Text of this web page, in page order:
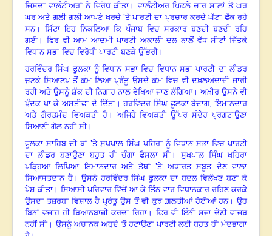
ਜਿਸਦਾ ਵਾਲੰਟੀਅਰਾਂ ਨੇ ਵਿਰੋਧ ਕੀਤਾ। ਵਾਲੰਟੀਅਰ ਪਿਛਲੇ ਚਾਰ ਸਾਲਾਂ ਤੋਂ ਘਰ
ਘਰ ਅਤੇ ਗਲੀ ਗਲੀ ਆਪਣੇ ਖਰਚੇ ’ਤੇ ਪਾਰਟੀ ਦਾ ਪ੍ਰਚਾਰ ਕਰਦੇ ਘੱਟਾ ਫੱਕ ਰਹੇ
ਸਨ। ਸਿੱਟਾ ਇਹ ਨਿਕਲਿਆ ਕਿ ਪੰਜਾਬ ਵਿਚ ਸਰਕਾਰ ਬਣਦੀ ਬਣਦੀ ਰਹਿ
ਗਈ।
ਫਿਰ ਵੀ ਆਮ ਆਦਮੀ ਪਾਰਟੀ ਅਕਾਲੀ ਦਲ ਨਾਲੋਂ ਵੱਧ ਸੀਟਾਂ ਜਿੱਤਕੇ
ਵਿਧਾਨ ਸਭਾ ਵਿਚ ਵਿਰੋਧੀ ਪਾਰਟੀ ਬਣਕੇ ਉੱਭਰੀ।
ਹਰਵਿੰਦਰ ਸਿੰਘ ਫੂਲਕਾ ਨੂੰ ਵਿਧਾਨ ਸਭਾ ਵਿਚ ਵਿਧਾਨ ਸਭਾ ਪਾਰਟੀ ਦਾ ਲੀਡਰ
ਚੁਣਕੇ ਸਿਆਣਪ ਤੋਂ ਕੰਮ ਲਿਆ ਪ੍ਰੰਤੂ ਉਸਦੇ ਕੰਮ ਵਿਚ ਵੀ ਦਖ਼ਲਅੰਦਾਜ਼ੀ ਜਾਰੀ
ਰਹੀ ਅਤੇ ਉਸਨੂੰ ਸ਼ੱਕ ਦੀ ਨਿਗਾਹ ਨਾਲ ਵੇਖਿਆ ਜਾਣ ਲੱਗਿਆ। ਅਖ਼ੀਰ ਉਸਨੇ ਵੀ
ਖੁੰਦਕ ਖਾ ਕੇ ਅਸਤੀਫਾ ਦੇ ਦਿੱਤਾ।ਹਰਵਿੰਦਰ ਸਿੰਘ ਫੂਲਕਾ ਬੇਦਾਗ, ਇਮਾਨਦਾਰ
ਅਤੇ ਗ਼ੈਰਤਮੰਦ ਵਿਅਕਤੀ ਹੈ। ਅਜਿਹੇ ਵਿਅਕਤੀ ਉੱਪਰ ਸੰਦੇਹ ਪ੍ਰਗਟਾਉਣਾ
ਸਿਆਣੀ ਗੱਲ ਨਹੀਂ ਸੀ।
ਫੂਲਕਾ ਸਾਹਿਬ ਦੀ ਥਾਂ ’ਤੇ ਸੁਖਪਾਲ ਸਿੰਘ ਖਹਿਰਾ ਨੂੰ ਵਿਧਾਨ ਸਭਾ ਵਿਚ ਪਾਰਟੀ
ਦਾ ਲੀਡਰ ਬਣਾਉਣਾ ਬਹੁਤ ਹੀ ਚੰਗਾ ਫੈਸਲਾ ਸੀ। ਸੁਖਪਾਲ ਸਿੰਘ ਖਹਿਰਾ
ਪੜ੍ਹਿਆ ਲਿਖਿਆ ਇਮਾਨਦਾਰ ਅਤੇ ਤੱਥਾਂ ’ਤੇ ਅਧਾਰਤ ਸਬੂਤ ਦੇਣ ਵਾਲਾ
ਸਿਆਸਤਦਾਨ ਹੈ। ਉਸਨੇ ਹਰਵਿੰਦਰ ਸਿੰਘ ਫੂਲਕਾ ਦਾ ਬਦਲ ਵਿਲੱਖਣ ਬਣਾ ਕੇ
ਪੇਸ਼ ਕੀਤਾ । ਸਿਆਸੀ ਪਰਿਵਾਰ ਵਿੱਚੋਂ ਆ ਕੇ ਤਿੰਨ ਵਾਰ ਵਿਧਾਨਕਾਰ ਰਹਿਣ ਕਰਕੇ
ਉਸਦਾ ਤਜ਼ਰਬਾ ਵਿਸ਼ਾਲ ਹੈ ਪ੍ਰੰਤੂ ਉਸ ਤੋਂ ਵੀ ਕੁਝ ਗ਼ਲਤੀਆਂ ਹੋਈਆਂ ਹਨ। ਉਹ
ਬਿਨਾਂ ਵਜਾਹ ਹੀ ਬਿਆਨਬਾਜ਼ੀ ਕਰਦਾ ਰਿਹਾ । ਫਿਰ ਵੀ ਇੰਨੀ ਸਜਾ ਦੇਣੀ ਵਾਜਬ
ਨਹੀਂ ਸੀ। ਉਸਨੂੰ ਅਚਾਨਕ ਅਹੁਦੇ ਤੋਂ ਹਟਾਉਣਾ ਪਾਰਟੀ ਲਈ ਬਹੁਤ ਹੀ ਮੰਦਭਾਗਾ